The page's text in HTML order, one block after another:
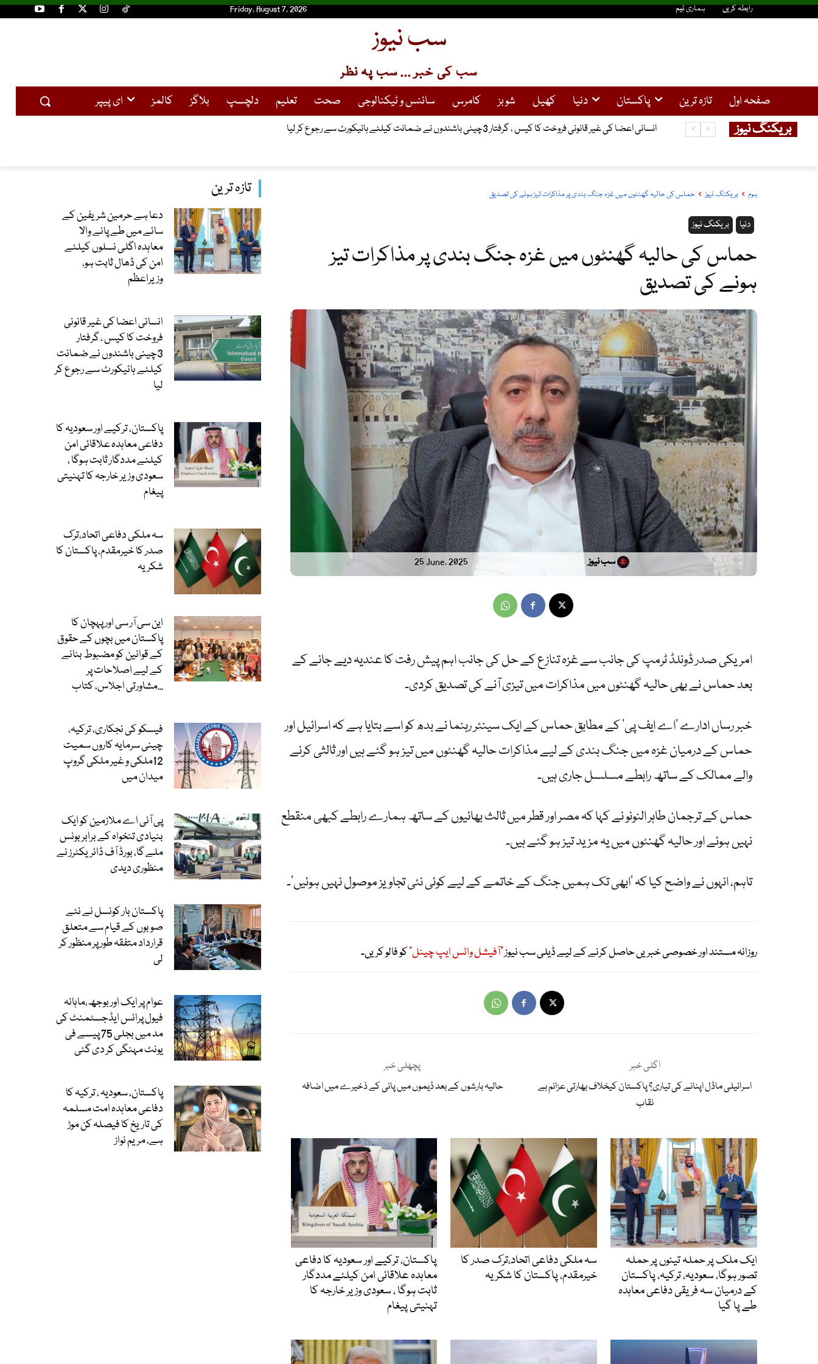
Friday, August 7, 2026 رابطہ کریں ہماری ٹیم
سب نیوز
سب کی خبر ... سب پہ نظر
صفحہ اول تازہ ترین پاکستان دنیا کھیل شوبز کامرس سائنس و ٹیکنالوجی صحت تعلیم دلچسپ بلاگز کالمز ای پیپر
بریکنگ نیوز انسانی اعضا کی غیر قانونی فروخت کا کیس ، گرفتار 3چینی باشندوں نے ضمانت کیلئے ہائیکورٹ سے رجوع کر لیا
تازہ ترین
دعا ہے حرمین شریفین کے
سائے میں طے پانے والا
معاہدہ اگلی نسلوں کیلئے
امن کی ڈھال ثابت ہو،
وزیراعظم
انسانی اعضا کی غیر قانونی
فروخت کا کیس ، گرفتار
3چینی باشندوں نے ضمانت
کیلئے ہائیکورٹ سے رجوع کر
لیا
پاکستان، ترکیے اور سعودیہ کا
دفاعی معاہدہ علاقائی امن
کیلئے مددگار ثابت ہوگا ،
سعودی وزیر خارجہ کا تہنیتی
پیغام
سہ ملکی دفاعی اتحاد،ترک
صدر کا خیرمقدم، پاکستان کا
شکریہ
این سی آر سی اور پہچان کا
پاکستان میں بچوں کے حقوق
کے قوانین کو مضبوط بنانے
کے لیے اصلاحات پر
مشاورتی اجلاس، کتاب...
فیسکو کی نجکاری، ترکیہ،
چینی سرمایہ کاروں سمیت
12ملکی و غیر ملکی گروپ
میدان میں
پی آئی اے ملازمین کو ایک
بنیادی تنخواہ کے برابر بونس
ملے گا، بورڈ آف ڈائریکٹرز نے
منظوری دیدی
پاکستان بار کونسل نے نئے
صوبوں کے قیام سے متعلق
قرارداد متفقہ طور پر منظور کر
لی
عوام پر ایک اور بوجھ،ماہانہ
فیول پرائس ایڈجسٹمنٹ کی
مد میں بجلی 75 پیسے فی
یونٹ مہنگی کر دی گئی
پاکستان، سعودیہ ، ترکیہ کا
دفاعی معاہدہ امت مسلمہ
کی تاریخ کا فیصلہ کن موڑ
ہے، مریم نواز
ہوم بریکنگ نیوز حماس کی حالیہ گھنٹوں میں غزہ جنگ بندی پر مذاکرات تیز ہونے کی تصدیق
بریکنگ نیوز دنیا
حماس کی حالیہ گھنٹوں میں غزہ جنگ بندی پر مذاکرات تیز
ہونے کی تصدیق
25 June, 2025 سب نیوز
امریکی صدر ڈونلڈ ٹرمپ کی جانب سے غزہ تنازع کے حل کی جانب اہم پیش رفت کا عندیہ دیے جانے کے
بعد حماس نے بھی حالیہ گھنٹوں میں مذاکرات میں تیزی آنے کی تصدیق کردی۔
خبر رساں ادارے ’اے ایف پی‘ کے مطابق حماس کے ایک سینئر رہنما نے بدھ کو اسے بتایا ہے کہ اسرائیل اور
حماس کے درمیان غزہ میں جنگ بندی کے لیے مذاکرات حالیہ گھنٹوں میں تیز ہو گئے ہیں اور ثالثی کرنے
والے ممالک کے ساتھ رابطے مسلسل جاری ہیں۔
حماس کے ترجمان طاہر النونو نے کہا کہ مصر اور قطر میں ثالث بھائیوں کے ساتھ ہمارے رابطے کبھی منقطع
نہیں ہوئے اور حالیہ گھنٹوں میں یہ مزید تیز ہو گئے ہیں۔
تاہم، انہوں نے واضح کیا کہ ’ابھی تک ہمیں جنگ کے خاتمے کے لیے کوئی نئی تجاویز موصول نہیں ہوئیں‘۔
روزانہ مستند اور خصوصی خبریں حاصل کرنے کے لیے ڈیلی سب نیوز"آفیشل واٹس ایپ چینل"کو فالو کریں۔
پچھلی خبر
حالیہ بارشوں کے بعد ڈیموں میں پانی کے ذخیرے میں اضافہ
اگلی خبر
اسرائیلی ماڈل اپنانے کی تیاری؟ پاکستان کیخلاف بھارتی عزائم بے
نقاب
پاکستان، ترکیے اور سعودیہ کا دفاعی
معاہدہ علاقائی امن کیلئے مددگار
ثابت ہوگا ، سعودی وزیر خارجہ کا
تہنیتی پیغام
سہ ملکی دفاعی اتحاد،ترک صدر کا
خیرمقدم، پاکستان کا شکریہ
ایک ملک پر حملہ تینوں پر حملہ
تصور ہوگا، سعودیہ، ترکیہ، پاکستان
کے درمیان سہ فریقی دفاعی معاہدہ
طے پا گیا